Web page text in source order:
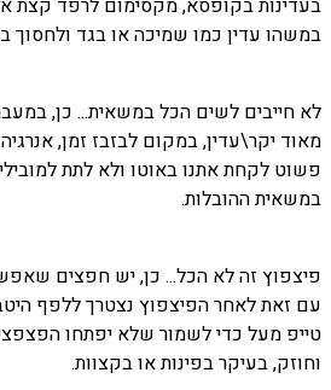
בעדינות בקופסא, מקסימום לרפד קצת
במשהו עדין כמו שמיכה או בגד ולחסוך
לא חייבים לשים הכל במשאית... כן,
מאוד יקר\עדין, במקום לבזבז זמן,
פשוט לקחת אתנו באוטו ולא לתת
במשאית ההובלות.
פיצפוץ זה לא הכל... כן, יש חפצים
עם זאת לאחר הפיצפוץ נצטרך ללפף
טייפ מעל כדי לשמור שלא יפתחו
וחוזק, בעיקר בפינות או בקצוות.